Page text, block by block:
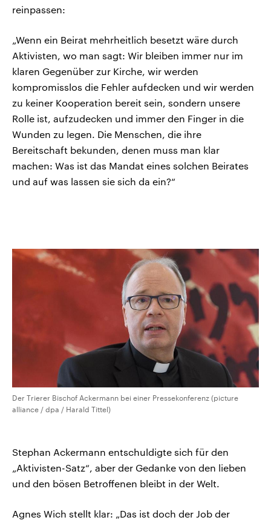
reinpassen:
„Wenn ein Beirat mehrheitlich besetzt wäre durch
Aktivisten, wo man sagt: Wir bleiben immer nur im
klaren Gegenüber zur Kirche, wir werden
kompromisslos die Fehler aufdecken und wir werden
zu keiner Kooperation bereit sein, sondern unsere
Rolle ist, aufzudecken und immer den Finger in die
Wunden zu legen. Die Menschen, die ihre
Bereitschaft bekunden, denen muss man klar
machen: Was ist das Mandat eines solchen Beirates
und auf was lassen sie sich da ein?“
Der Trierer Bischof Ackermann bei einer Pressekonferenz (picture
alliance / dpa / Harald Tittel)
Stephan Ackermann entschuldigte sich für den
„Aktivisten-Satz“, aber der Gedanke von den lieben
und den bösen Betroffenen bleibt in der Welt.
Agnes Wich stellt klar: „Das ist doch der Job der